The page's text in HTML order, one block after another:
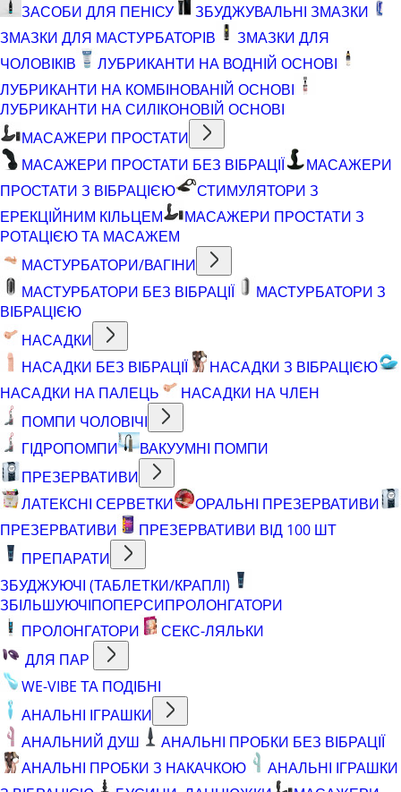
ЗАСОБИ ДЛЯ ПЕНІСУ
ЗБУДЖУВАЛЬНІ ЗМАЗКИ
ЗМАЗКИ ДЛЯ МАСТУРБАТОРІВ
ЗМАЗКИ ДЛЯ
ЧОЛОВІКІВ
ЛУБРИКАНТИ НА ВОДНІЙ ОСНОВІ
ЛУБРИКАНТИ НА КОМБІНОВАНІЙ ОСНОВІ
ЛУБРИКАНТИ НА СИЛІКОНОВІЙ ОСНОВІ
МАСАЖЕРИ ПРОСТАТИ
МАСАЖЕРИ ПРОСТАТИ БЕЗ ВІБРАЦІЇ
МАСАЖЕРИ
ПРОСТАТИ З ВІБРАЦІЄЮ
СТИМУЛЯТОРИ З
ЕРЕКЦІЙНИМ КІЛЬЦЕМ
МАСАЖЕРИ ПРОСТАТИ З
РОТАЦІЄЮ ТА МАСАЖЕМ
МАСТУРБАТОРИ/ВАГІНИ
МАСТУРБАТОРИ БЕЗ ВІБРАЦІЇ
МАСТУРБАТОРИ З
ВІБРАЦІЄЮ
НАСАДКИ
НАСАДКИ БЕЗ ВІБРАЦІЇ
НАСАДКИ З ВІБРАЦІЄЮ
НАСАДКИ НА ПАЛЕЦЬ
НАСАДКИ НА ЧЛЕН
ПОМПИ ЧОЛОВІЧІ
ГІДРОПОМПИ
ВАКУУМНІ ПОМПИ
ПРЕЗЕРВАТИВИ
ЛАТЕКСНІ СЕРВЕТКИ
ОРАЛЬНІ ПРЕЗЕРВАТИВИ
ПРЕЗЕРВАТИВИ
ПРЕЗЕРВАТИВИ ВІД 100 ШТ
ПРЕПАРАТИ
ЗБУДЖУЮЧІ (ТАБЛЕТКИ/КРАПЛІ)
ЗБІЛЬШУЮЧІПОПЕРСИПРОЛОНГАТОРИ
ПРОЛОНГАТОРИ
СЕКС-ЛЯЛЬКИ
ДЛЯ ПАР
WE-VIBE ТА ПОДІБНІ
АНАЛЬНІ ІГРАШКИ
АНАЛЬНИЙ ДУШ
АНАЛЬНІ ПРОБКИ БЕЗ ВІБРАЦІЇ
АНАЛЬНІ ПРОБКИ З НАКАЧКОЮ
АНАЛЬНІ ІГРАШКИ